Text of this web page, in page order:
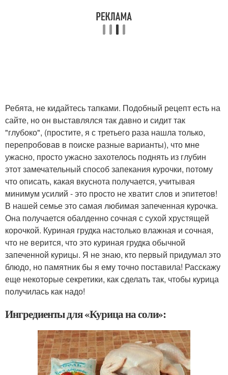
Ребята, не кидайтесь тапками. Подобный рецепт есть на
сайте, но он выставлялся так давно и сидит так
"глубоко", (простите, я с третьего раза нашла только,
перепробовав в поиске разные варианты), что мне
ужасно, просто ужасно захотелось поднять из глубин
этот замечательный способ запекания курочки, потому
что описать, какая вкуснота получается, учитывая
минимум усилий - это просто не хватит слов и эпитетов!
В нашей семье это самая любимая запеченная курочка.
Она получается обалденно сочная с сухой хрустящей
корочкой. Куриная грудка настолько влажная и сочная,
что не верится, что это куриная грудка обычной
запеченной курицы. Я не знаю, кто первый придумал это
блюдо, но памятник бы я ему точно поставила! Расскажу
еще некоторые секретики, как сделать так, чтобы курица
получилась как надо!
Ингредиенты для «Курица на соли»: